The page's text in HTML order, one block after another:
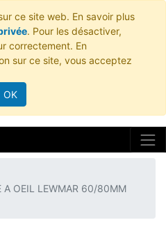
ce site web. En savoir plus
. Pour les désactiver,
correctement. En
sur ce site, vous acceptez
OK
A OEIL LEWMAR 60/80MM